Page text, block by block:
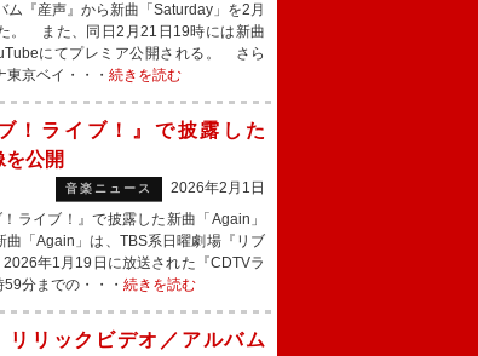
『産声』から新曲「Saturday」を2月
。 また、同日2月21日19時には新曲
にてプレミア公開される。 さら
京ベイ・・・ 続きを読む
！ライブ！』で披露した
を公開
音楽ニュース
2026年2月1日
ライブ！』で披露した新曲「Again」
「Again」は、TBS系日曜劇場『リブ
年1月19日に放送された『CDTVラ
分までの・・・ 続きを読む
リリックビデオ／アルバム